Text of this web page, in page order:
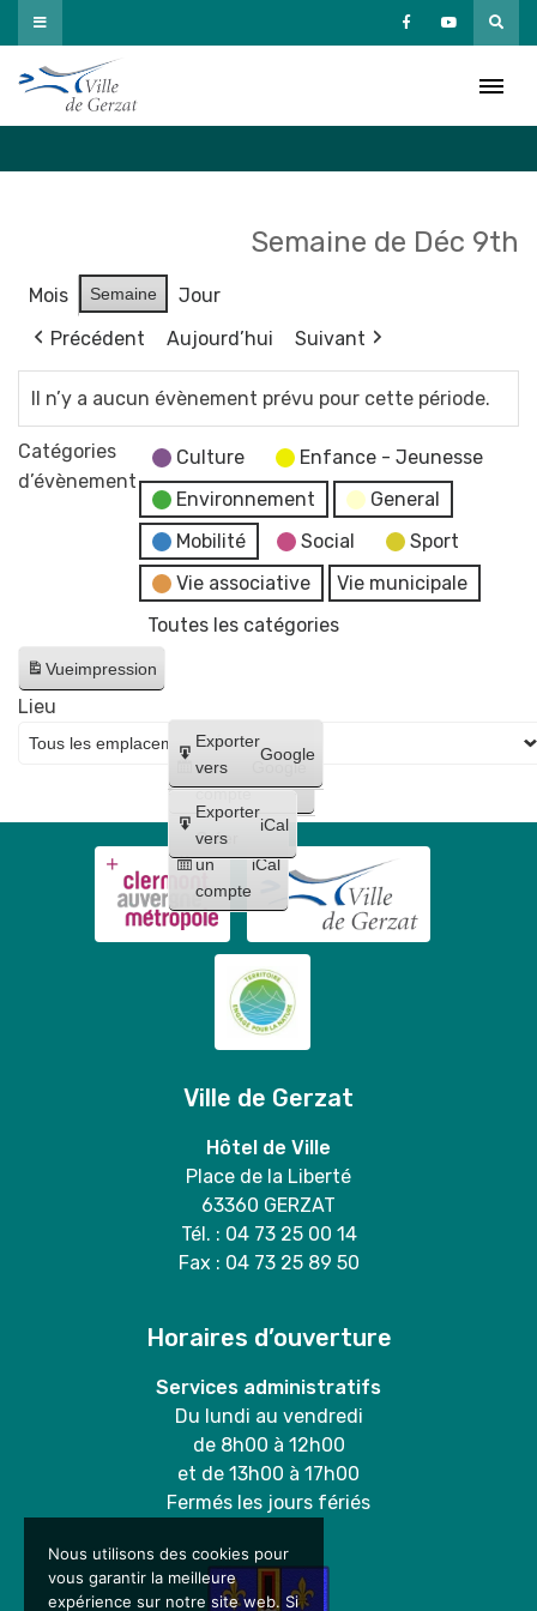
Passer
au
contenu
Semaine de Déc 9th
Mois Semaine
Jour
Précédent
Aujourd’hui Suivant
Il n’y a aucun évènement prévu pour cette période.
Catégories
d’évènement
Culture
Enfance - Jeunesse
Environnement
General
Mobilité
Social
Sport
Vie associative
Vie municipale
Toutes les catégories
Vueimpression
Créer
un
compte
Google
Créer
un
compte
iCal
Exporter
vers
Google
Exporter
vers
iCal
Lieu
Ville de Gerzat
Hôtel de Ville
Place de la Liberté
63360 GERZAT
Tél. : 04 73 25 00 14
Fax : 04 73 25 89 50
Horaires d’ouverture
Services administratifs
Du lundi au vendredi
de 8h00 à 12h00
et de 13h00 à 17h00
Fermés les jours fériés
Nous utilisons des cookies pour
vous garantir la meilleure
expérience sur notre site web. Si